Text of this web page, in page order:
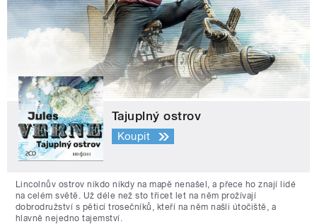
Tajuplný ostrov
Koupit
Lincolnův ostrov nikdo nikdy na mapě nenašel, a přece ho znají lidé
na celém světě. Už déle než sto třicet let na něm prožívají
dobrodružství s pěticí trosečníků, kteří na něm našli útočiště, a
hlavně nejedno tajemství.